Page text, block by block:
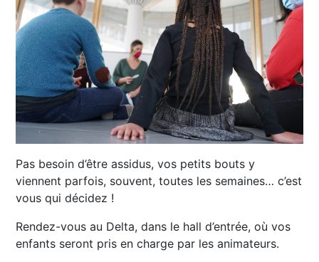
Pas besoin d’être assidus, vos petits bouts y
viennent parfois, souvent, toutes les semaines… c’est
vous qui décidez !
Rendez-vous au Delta, dans le hall d’entrée, où vos
enfants seront pris en charge par les animateurs.